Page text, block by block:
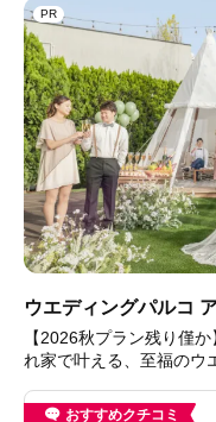
PR
ウエディングパルコ
【2026秋プラン残り僅
れ家で叶える、至福のウ
おすすめクチコミ